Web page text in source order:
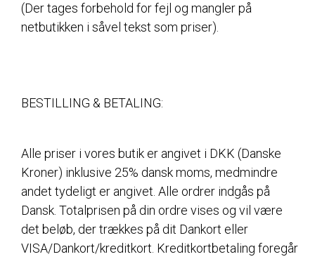
(Der tages forbehold for fejl og mangler på
netbutikken i såvel tekst som priser).
BESTILLING & BETALING:
Alle priser i vores butik er angivet i DKK (Danske
Kroner) inklusive 25% dansk moms, medmindre
andet tydeligt er angivet. Alle ordrer indgås på
Dansk. Totalprisen på din ordre vises og vil være
det beløb, der trækkes på dit Dankort eller
VISA/Dankort/kreditkort. Kreditkortbetaling foregår